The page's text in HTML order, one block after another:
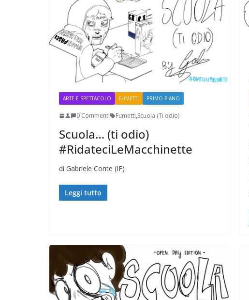
ARTE E SPETTACOLO FUMETTI PRIMO PIANO
0 Commenti Fumetti,Scuola (Ti odio)
Scuola… (ti odio)
#RidateciLeMacchinette
di Gabriele Conte (IF)
Leggi tutto